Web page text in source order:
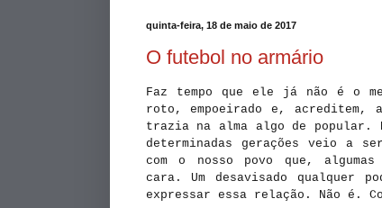
quinta-feira, 18 de maio de 2017
O futebol no armário
Faz tempo que ele já não é o
roto, empoeirado e, acreditem,
trazia na alma algo de
determinadas gerações veio a
com o nosso povo que,
cara. Um desavisado qualquer
expressar essa relação. Não é.